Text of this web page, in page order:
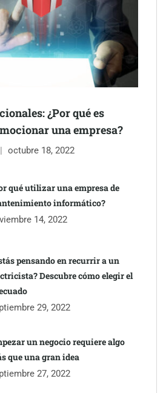
ahorro por cobro
unas horas el alta de autónomo
¿Por qué es
una empresa?
octubre 18, 2022
qué utilizar una empresa de
informático?
14, 2022
pensando en recurrir a un
Descubre cómo elegir el
29, 2022
un negocio requiere algo
que una gran idea
27, 2022